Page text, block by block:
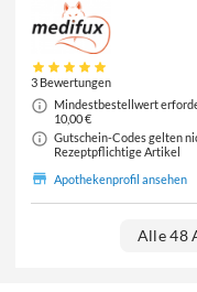
3 Bewertungen
Mindestbestellwert
10,00 €
Gutschein-Codes gelten
Rezeptpflichtige Artikel
Apothekenprofil ansehen
Alle 48